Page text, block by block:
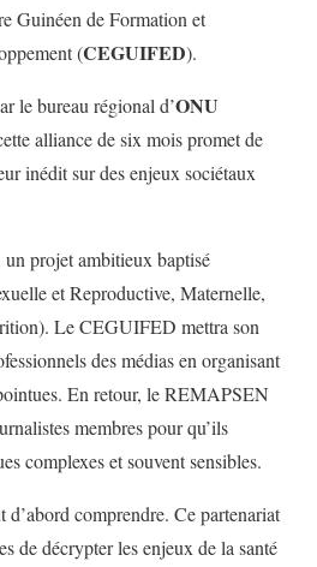
Guinéen de Formation et
(CEGUIFED).
le bureau régional d’ONU
alliance de six mois promet de
inédit sur des enjeux sociétaux
projet ambitieux baptisé
et Reproductive, Maternelle,
Le CEGUIFED mettra son
des médias en organisant
En retour, le REMAPSEN
membres pour qu’ils
complexes et souvent sensibles.
comprendre. Ce partenariat
de décrypter les enjeux de la santé